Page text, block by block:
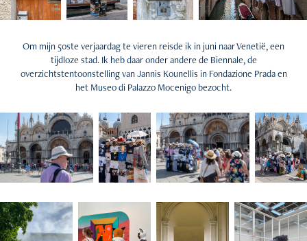
Om mijn 50ste verjaardag te vieren reisde ik in juni naar Venetië, een
tijdloze stad. Ik heb daar onder andere de Biennale, de
overzichtstentoonstelling van Jannis Kounellis in Fondazione Prada en
het Museo di Palazzo Mocenigo bezocht.